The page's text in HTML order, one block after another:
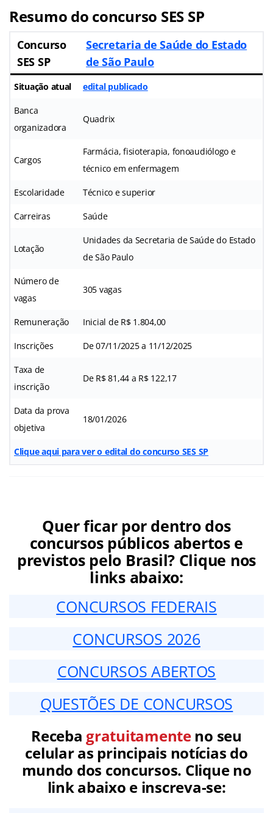
Resumo do concurso SES SP
Concurso
SES SP
Secretaria de Saúde do Estado
de São Paulo
Situação atual edital publicado
Banca
organizadora
Quadrix
Cargos
Farmácia, fisioterapia, fonoaudiólogo e
técnico em enfermagem
Escolaridade Técnico e superior
Carreiras Saúde
Lotação
Unidades da Secretaria de Saúde do Estado
de São Paulo
Número de
vagas
305 vagas
Remuneração Inicial de R$ 1.804,00
Inscrições De 07/11/2025 a 11/12/2025
Taxa de
inscrição
De R$ 81,44 a R$ 122,17
Data da prova
objetiva
18/01/2026
Clique aqui para ver o edital do concurso SES SP
Quer ficar por dentro dos
concursos públicos abertos e
previstos pelo Brasil? Clique nos
links abaixo:
CONCURSOS FEDERAIS
CONCURSOS 2026
CONCURSOS ABERTOS
QUESTÕES DE CONCURSOS
Receba gratuitamenteno seu
celular as principais notícias do
mundo dos concursos. Clique no
link abaixo e inscreva-se: